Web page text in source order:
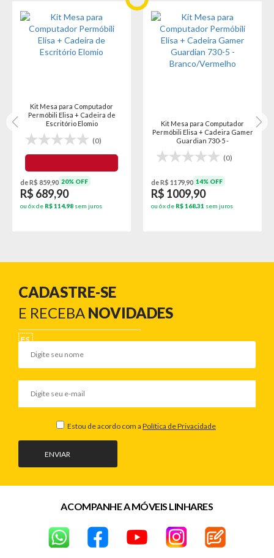
Kit Mesa para Computador
Permóbili Elisa + Cadeira de
Escritório Elomio
(0)
de R$ 859,90 20% OFF
R$ 689,90
ou 6x de R$ 114,98 sem juros
Kit Mesa para Computador
Permóbili Elisa + Cadeira Gamer
Guardian 730-5 -
Branco/Vermelho
(0)
de R$ 1179,90 14% OFF
R$ 1009,90
ou 6x de R$ 168,31 sem juros
CADASTRE-SE
E RECEBA NOVIDADES
ENVIAR
Estou de acordo com a Política de Privacidade
ACOMPANHE A MÓVEIS LINHARES